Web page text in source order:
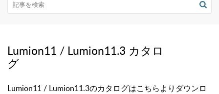
Lumion11 / Lumion11.3 カタロ
グ
Lumion11 / Lumion11.3のカタログはこちらよりダウンロ